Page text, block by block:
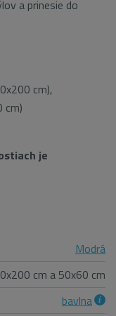
a prinesie do
cm),
cm)
je
Modrá
cm a 50x60 cm
bavlna